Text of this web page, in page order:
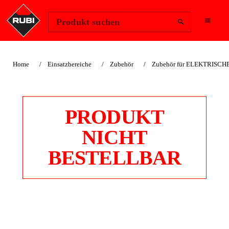
Produkt suchen
Home Einsatzbereiche Zubehör Zubehör für
PRODUKT
NICHT
BESTELLBAR